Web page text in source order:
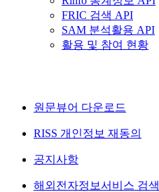
FRIC 검색 API
SAM 분석활용 API
활용 및 참여 현황
원문뷰어 다운로드
RISS 개인정보 재동의
공지사항
해외전자정보서비스 검색